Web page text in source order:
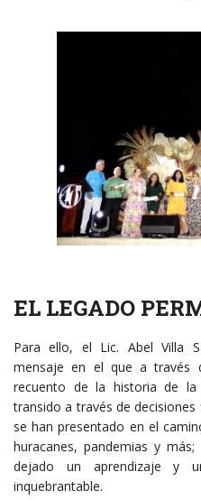
EL LEGADO
Para ello, el Lic. Abel Villa
mensaje en el que a través
recuento de la historia de
transido a través de
se han presentado en el
huracanes, pandemias y
dejado un aprendizaje y
inquebrantable.